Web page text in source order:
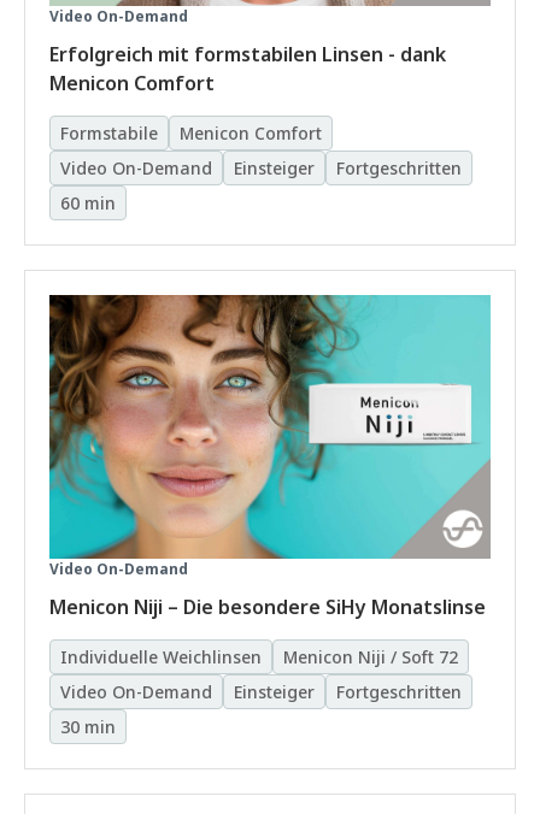
Video On-Demand
Erfolgreich mit formstabilen Linsen - dank
Menicon Comfort
Formstabile
Menicon Comfort
Video On-Demand
Einsteiger
Fortgeschritten
60 min
Video On-Demand
Menicon Niji – Die besondere SiHy Monatslinse
Individuelle Weichlinsen
Menicon Niji / Soft 72
Video On-Demand
Einsteiger
Fortgeschritten
30 min